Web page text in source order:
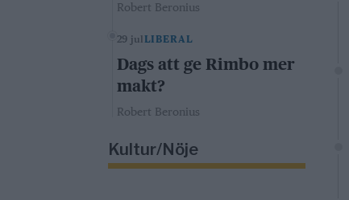
Robert Beronius
29 jul LIBERAL
Dags att ge Rimbo mer
makt?
Robert Beronius
Kultur/Nöje